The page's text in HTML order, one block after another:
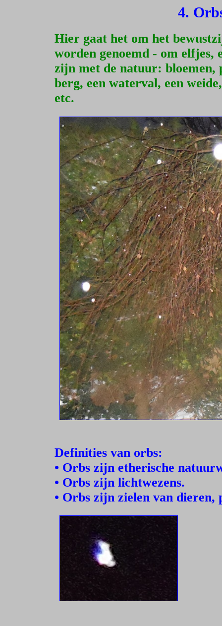
4.
Hier gaat het om het
worden genoemd - om elfjes,
zijn met de natuur: bloemen,
berg, een waterval, een
etc.
Definities van orbs:
• Orbs zijn etherische
• Orbs zijn lichtwezens.
• Orbs zijn zielen van dieren,